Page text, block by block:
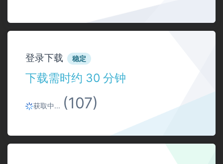
登录下载 稳定
下载需时约 30 分钟
获取中... (107)